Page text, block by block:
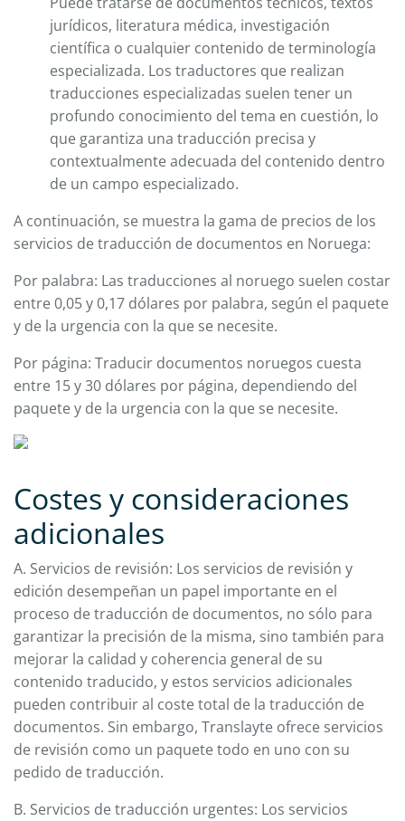
jurídicos, literatura médica, investigación
científica o cualquier contenido de terminología
especializada. Los traductores que realizan
traducciones especializadas suelen tener un
profundo conocimiento del tema en cuestión, lo
que garantiza una traducción precisa y
contextualmente adecuada del contenido dentro
de un campo especializado.
A continuación, se muestra la gama de precios de los
servicios de traducción de documentos en Noruega:
Por palabra: Las traducciones al noruego suelen costar
entre 0,05 y 0,17 dólares por palabra, según el paquete
y de la urgencia con la que se necesite.
Por página: Traducir documentos noruegos cuesta
entre 15 y 30 dólares por página, dependiendo del
paquete y de la urgencia con la que se necesite.
Costes y consideraciones
adicionales
A. Servicios de revisión: Los servicios de revisión y
edición desempeñan un papel importante en el
proceso de traducción de documentos, no sólo para
garantizar la precisión de la misma, sino también para
mejorar la calidad y coherencia general de su
contenido traducido, y estos servicios adicionales
pueden contribuir al coste total de la traducción de
documentos. Sin embargo, Translayte ofrece servicios
de revisión como un paquete todo en uno con su
pedido de traducción.
B. Servicios de traducción urgentes: Los servicios